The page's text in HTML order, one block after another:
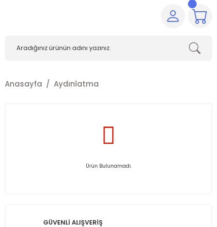
Anasayfa Aydınlatma
Ürün Bulunamadı.
GÜVENLİ ALIŞVERİŞ